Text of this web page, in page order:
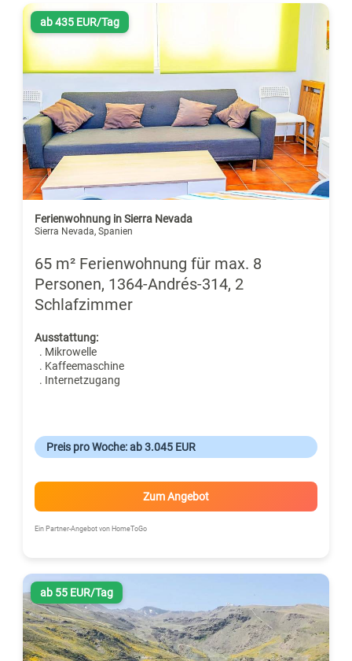
ab 435 EUR/Tag
Ferienwohnung in Sierra Nevada
Sierra Nevada, Spanien
65 m² Ferienwohnung für max. 8
Personen, 1364-Andrés-314, 2
Schlafzimmer
Ausstattung:
. Mikrowelle
. Kaffeemaschine
. Internetzugang
Preis pro Woche: ab 3.045 EUR
Zum Angebot
Ein Partner-Angebot von HomeToGo
ab 55 EUR/Tag